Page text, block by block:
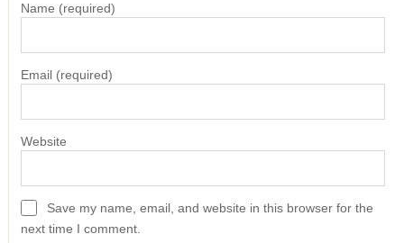
Name (required)
Email(required)
Website
Save my name, email, and website in this browser for the
next time I comment.